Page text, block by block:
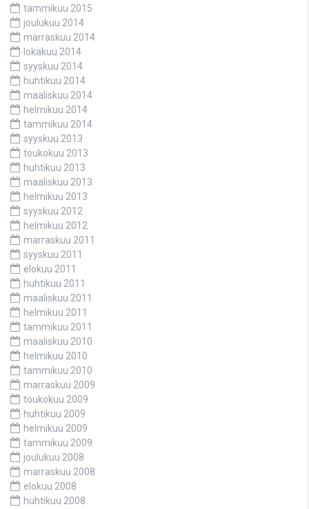
tammikuu 2015
joulukuu 2014
marraskuu 2014
lokakuu 2014
syyskuu 2014
huhtikuu 2014
maaliskuu 2014
helmikuu 2014
tammikuu 2014
syyskuu 2013
toukokuu 2013
huhtikuu 2013
maaliskuu 2013
helmikuu 2013
syyskuu 2012
helmikuu 2012
marraskuu 2011
syyskuu 2011
elokuu 2011
huhtikuu 2011
maaliskuu 2011
helmikuu 2011
tammikuu 2011
maaliskuu 2010
helmikuu 2010
tammikuu 2010
marraskuu 2009
toukokuu 2009
huhtikuu 2009
helmikuu 2009
tammikuu 2009
joulukuu 2008
marraskuu 2008
elokuu 2008
huhtikuu 2008